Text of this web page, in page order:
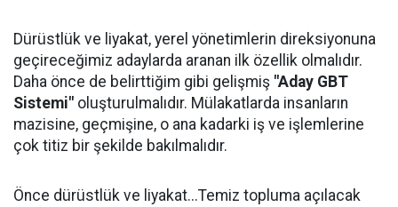
Dürüstlük ve liyakat, yerel yönetimlerin direksiyonuna
geçireceğimiz adaylarda aranan ilk özellik olmalıdır.
Daha önce de belirttiğim gibi gelişmiş "Aday GBT
Sistemi" oluşturulmalıdır. Mülakatlarda insanların
mazisine, geçmişine, o ana kadarki iş ve işlemlerine
çok titiz bir şekilde bakılmalıdır.
Önce dürüstlük ve liyakat...Temiz topluma açılacak